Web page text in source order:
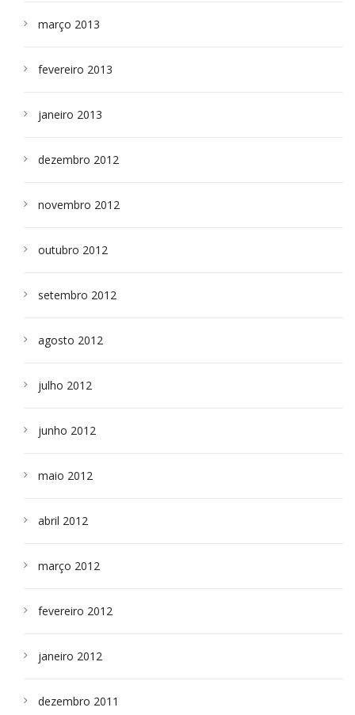
março 2013
fevereiro 2013
janeiro 2013
dezembro 2012
novembro 2012
outubro 2012
setembro 2012
agosto 2012
julho 2012
junho 2012
maio 2012
abril 2012
março 2012
fevereiro 2012
janeiro 2012
dezembro 2011